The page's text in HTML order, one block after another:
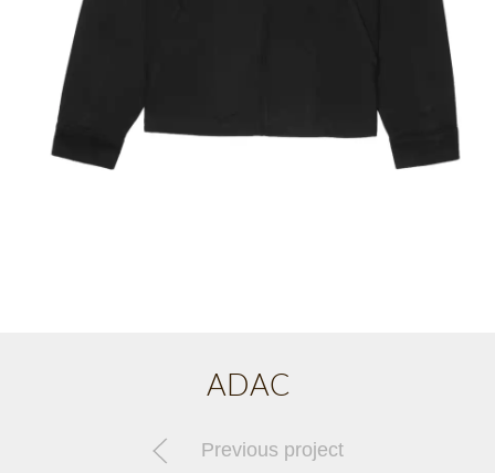
ADAC
Previous project